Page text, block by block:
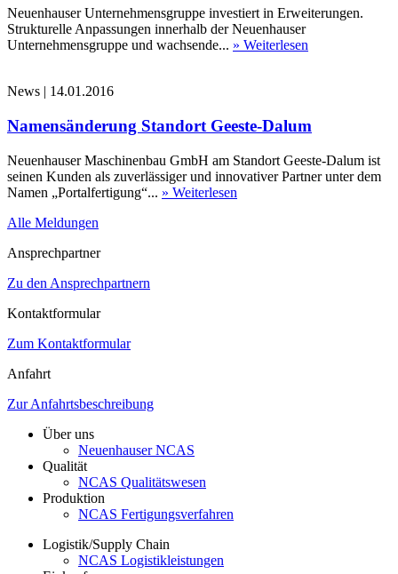
Neuenhauser Unternehmensgruppe investiert in Erweiterungen.
Strukturelle Anpassungen innerhalb der Neuenhauser
Unternehmensgruppe und wachsende... » Weiterlesen
News | 14.01.2016
Namensänderung Standort Geeste-Dalum
Neuenhauser Maschinenbau GmbH am Standort Geeste-Dalum ist
seinen Kunden als zuverlässiger und innovativer Partner unter dem
Namen „Portalfertigung“... » Weiterlesen
Alle Meldungen
Ansprechpartner
Zu den Ansprechpartnern
Kontaktformular
Zum Kontaktformular
Anfahrt
Zur Anfahrtsbeschreibung
Über uns
Neuenhauser NCAS
Qualität
NCAS Qualitätswesen
Produktion
NCAS Fertigungsverfahren
Logistik/Supply Chain
NCAS Logistikleistungen